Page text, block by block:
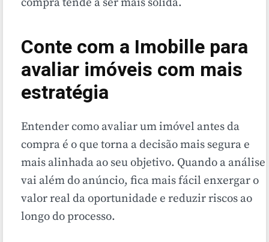
Conte com a Imobille para
avaliar imóveis com mais
estratégia
Entender como avaliar um imóvel antes da
compra é o que torna a decisão mais segura e
mais alinhada ao seu objetivo. Quando a análise
vai além do anúncio, fica mais fácil enxergar o
valor real da oportunidade e reduzir riscos ao
longo do processo.